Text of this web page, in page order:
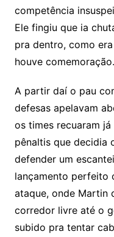
competência
Ele fingiu que ia
pra dentro, como
houve comemoração.
A partir daí o pau
defesas apelavam
os times recuaram
pênaltis que decidia
defender um
lançamento perfeito
ataque, onde Martin
corredor livre até o
subido pra tentar